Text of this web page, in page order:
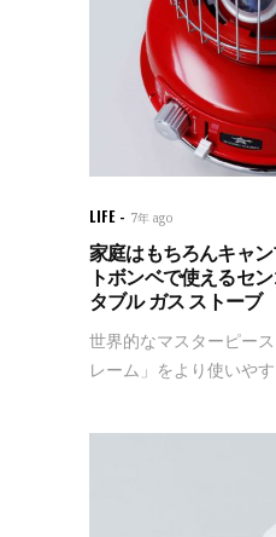
LIFE 7年 ago
家庭はもちろんキャ
トボンベで使えるセ
タブル ガス ストーブ
世界的なマスターピー
レーム」をより使いやす